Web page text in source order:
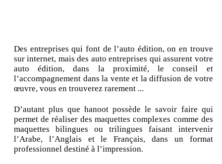
Des entreprises qui font de l’auto édition, on en trouve
sur internet, mais des auto entreprises qui assurent votre
auto édition, dans la proximité, le conseil et
l’accompagnement dans la vente et la diffusion de votre
œuvre, vous en trouverez rarement ...
D’autant plus que hanoot possède le savoir faire qui
permet de réaliser des maquettes complexes comme des
maquettes bilingues ou trilingues faisant intervenir
l’Arabe, l’Anglais et le Français, dans un format
professionnel destiné à l’impression.